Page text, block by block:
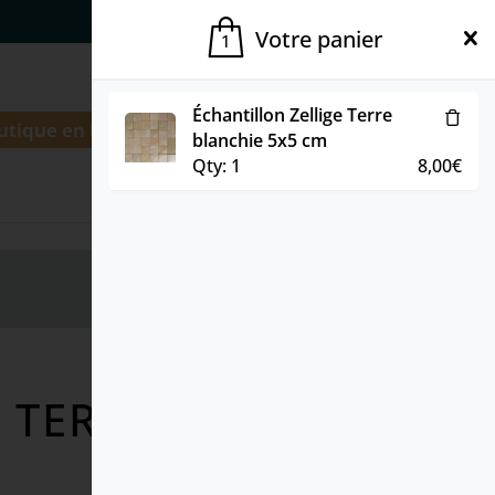
Qui sommes-nous
en ligne Compte
BLANCHIE
1 Votre panier
Échantillon Zellige Terre
blanchie 5x5 cm
Qty: 1 8,00€